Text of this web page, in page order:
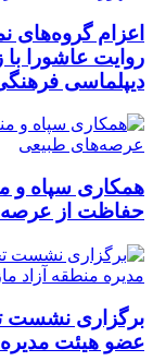
اعزام گروه‌های
روایت عاشورا با
دیپلماسی
همکاری سپاه و
حفاظت از
برگزاری نشست
عضو هیئت مدیره